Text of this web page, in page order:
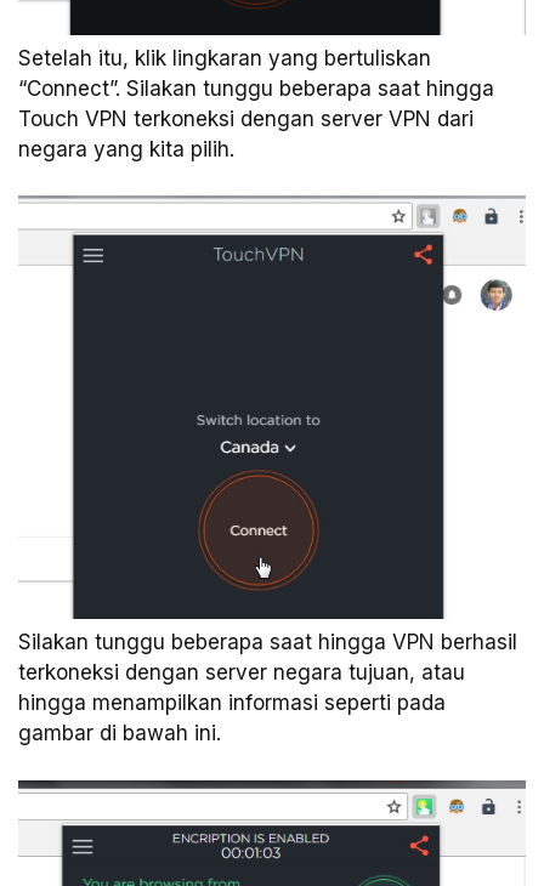
Setelah itu, klik lingkaran yang bertuliskan
“Connect”. Silakan tunggu beberapa saat hingga
Touch VPN terkoneksi dengan server VPN dari
negara yang kita pilih.
Silakan tunggu beberapa saat hingga VPN berhasil
terkoneksi dengan server negara tujuan, atau
hingga menampilkan informasi seperti pada
gambar di bawah ini.